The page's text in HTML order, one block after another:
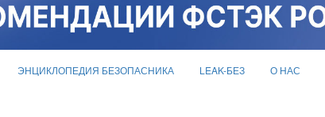
ЭНЦИКЛОПЕДИЯ БЕЗОПАСНИКА LEAK-БЕЗ О НАС